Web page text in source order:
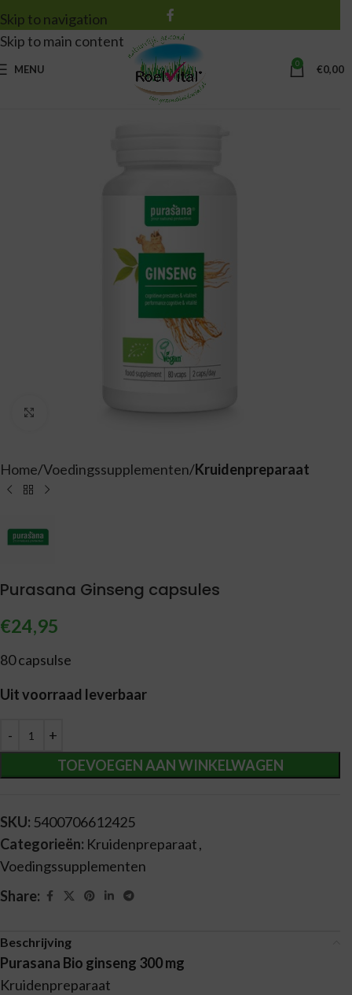
Skip to navigation
Skip to main content
MENU 0 €0,00
Home Voedingssupplementen Kruidenpreparaat
Purasana Ginseng capsules
€24,95
80 capsulse
Uit voorraad leverbaar
TOEVOEGEN AAN WINKELWAGEN
Alternative:
SKU: 5400706612425
Categorieën: Kruidenpreparaat,
Voedingssupplementen
Share:
Beschrijving
Purasana Bio ginseng 300 mg
Kruidenpreparaat